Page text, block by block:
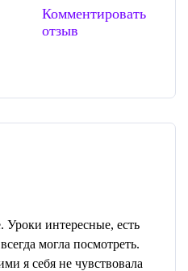
Комментировать
отзыв
интересные, есть
могла посмотреть.
я себя не чувствовала